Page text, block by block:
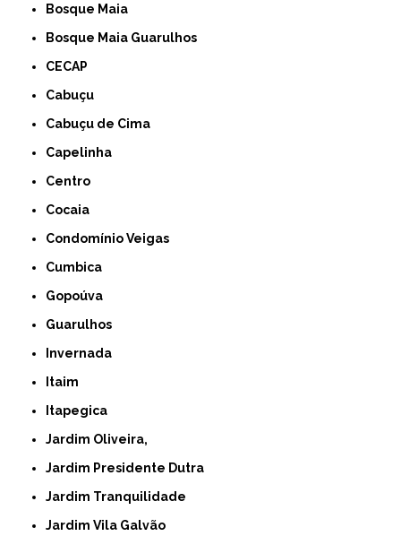
Bosque Maia
Bosque Maia Guarulhos
CECAP
Cabuçu
Cabuçu de Cima
Capelinha
Centro
Cocaia
Condomínio Veigas
Cumbica
Gopoúva
Guarulhos
Invernada
Itaim
Itapegica
Jardim Oliveira,
Jardim Presidente Dutra
Jardim Tranquilidade
Jardim Vila Galvão